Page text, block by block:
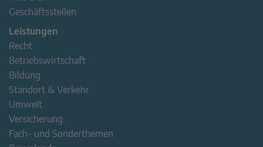
Geschäftsstellen
Leistungen
Recht
Betriebswirtschaft
Bildung
Standort & Verkehr
Umwelt
Versicherung
Fach- und Sonderthemen